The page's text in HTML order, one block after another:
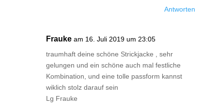
Antworten
Frauke am 16. Juli 2019 um 23:05
traumhaft deine schöne Strickjacke , sehr
gelungen und ein schöne auch mal festliche
Kombination, und eine tolle passform kannst
wiklich stolz darauf sein
Lg Frauke